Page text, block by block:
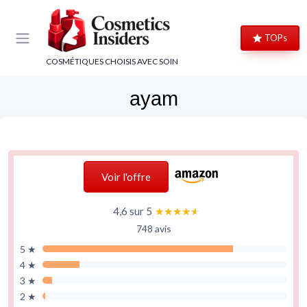
COSMÉTIQUES CHOISIS AVEC SOIN
TOPs
ayam
Voir l'offre
4,6 sur 5 ★★★★★
★★★★★
748 avis
5 ★
4 ★
3 ★
2 ★
Panneau de gestion des cookies